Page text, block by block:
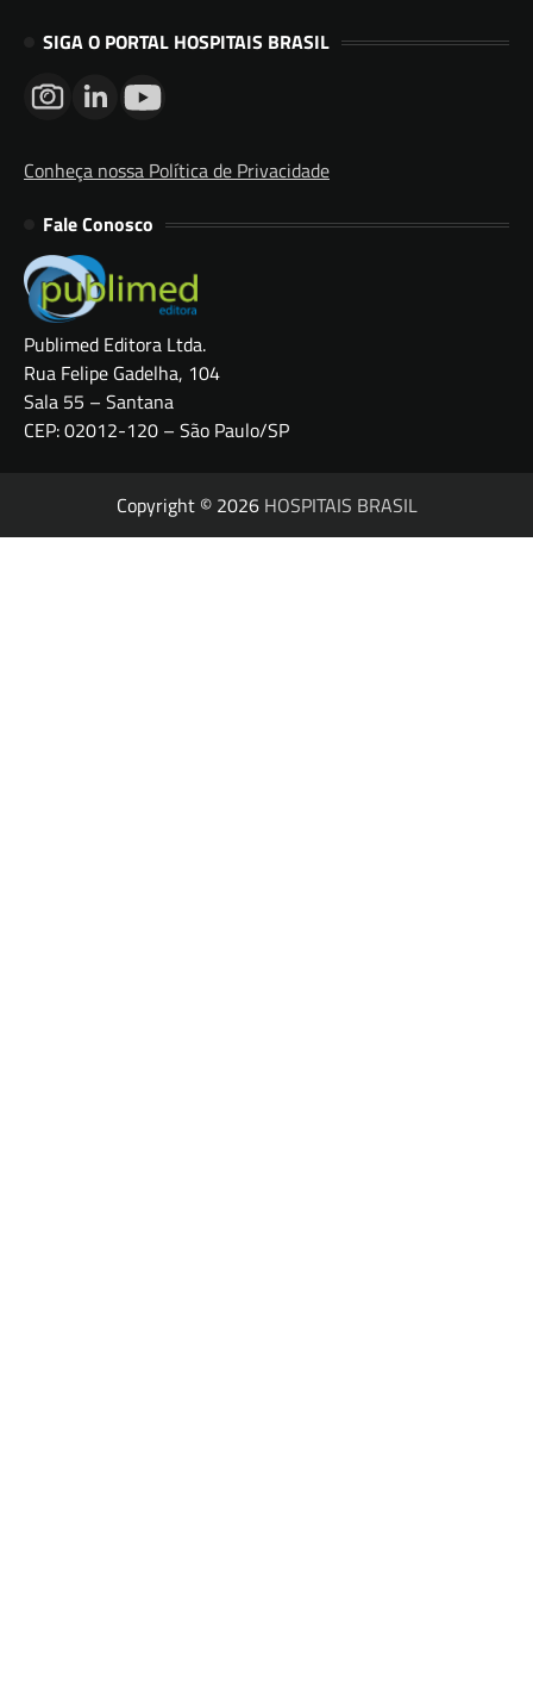
SIGA O PORTAL HOSPITAIS BRASIL
Conheça nossa Política de Privacidade
Fale Conosco
Publimed Editora Ltda.
Rua Felipe Gadelha, 104
Sala 55 – Santana
CEP: 02012-120 – São Paulo/SP
Copyright © 2026 HOSPITAIS BRASIL